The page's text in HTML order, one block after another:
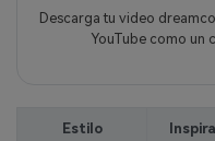
Descarga tu video
YouTube como un
Estilo